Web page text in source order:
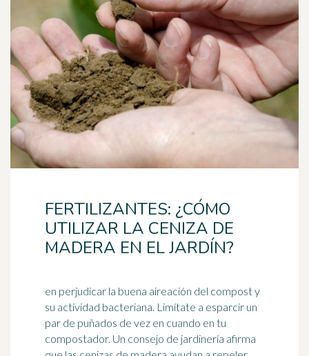
FERTILIZANTES: ¿CÓMO
UTILIZAR LA CENIZA DE
MADERA EN EL JARDÍN?
en perjudicar la buena aireación del compost y
su actividad bacteriana. Limítate a esparcir un
par de puñados de vez en cuando en tu
compostador. Un consejo de jardinería afirma